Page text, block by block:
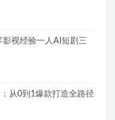
影视经验一人AI短剧三
从0到1爆款打造全路径